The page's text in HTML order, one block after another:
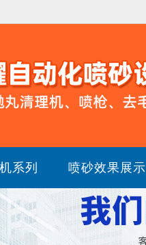
系列 喷砂效果展示